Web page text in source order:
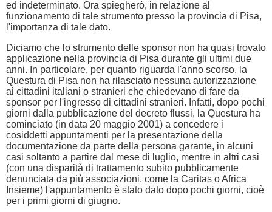
ed indeterminato. Ora spiegherò, in relazione al
funzionamento di tale strumento presso la provincia di Pisa,
l'importanza di tale dato.
Diciamo che lo strumento delle sponsor non ha quasi trovato
applicazione nella provincia di Pisa durante gli ultimi due
anni. In particolare, per quanto riguarda l'anno scorso, la
Questura di Pisa non ha rilasciato nessuna autorizzazione
ai cittadini italiani o stranieri che chiedevano di fare da
sponsor per l'ingresso di cittadini stranieri. Infatti, dopo pochi
giorni dalla pubblicazione del decreto flussi, la Questura ha
cominciato (in data 20 maggio 2001) a concedere i
cosiddetti appuntamenti per la presentazione della
documentazione da parte della persona garante, in alcuni
casi soltanto a partire dal mese di luglio, mentre in altri casi
(con una disparità di trattamento subito pubblicamente
denunciata da più associazioni, come la Caritas o Africa
Insieme) l'appuntamento è stato dato dopo pochi giorni, cioè
per i primi giorni di giugno.